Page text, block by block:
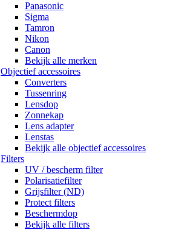
Panasonic
Sigma
Tamron
Nikon
Canon
Bekijk alle merken
Objectief accessoires
Converters
Tussenring
Lensdop
Zonnekap
Lens adapter
Lenstas
Bekijk alle objectief accessoires
Filters
UV / bescherm filter
Polarisatiefilter
Grijsfilter (ND)
Protect filters
Beschermdop
Bekijk alle filters